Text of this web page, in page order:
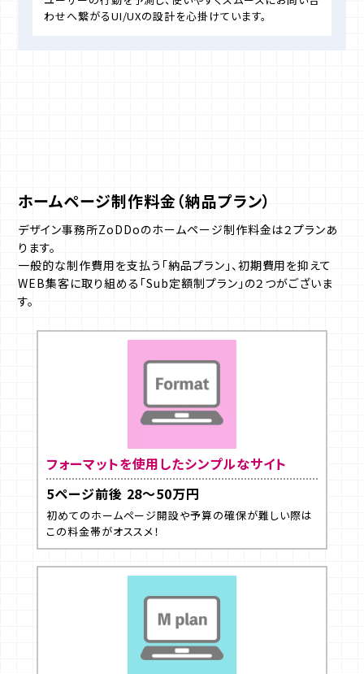
わせへ繋がるUI/UXの設計を心掛けています。
ホームページ制作料金（納品プラン）
デザイン事務所ZoDDoのホームページ制作料金は２プランあ
ります。
一般的な制作費用を支払う「納品プラン」、初期費用を抑えて
WEB集客に取り組める「Sub定額制プラン」の２つがございま
す。
フォーマットを使用したシンプルなサイト
5ページ前後 28～50万円
初めてのホームページ開設や予算の確保が難しい際は
この料金帯がオススメ！